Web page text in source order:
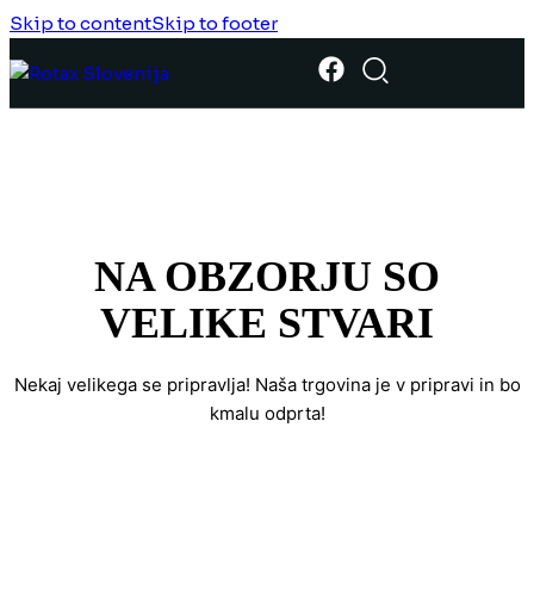
Skip to contentSkip to footer
NA OBZORJU SO
VELIKE STVARI
Nekaj ​​velikega se pripravlja! Naša trgovina je v pripravi in ​​bo
kmalu odprta!